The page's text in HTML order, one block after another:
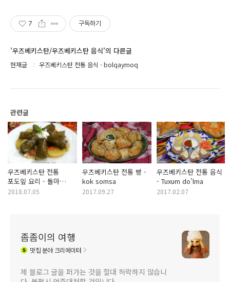
7 구독하기
'우즈베키스탄/우즈베키스탄 음식'의 다른글
현재글 우즈베키스탄 전통 음식 - bolqaymoq
관련글
우즈베키스탄 전통
포도잎 요리 - 돌마
Dolma
2018.07.05
우즈베키스탄 전통 빵 -
kok somsa
2017.09.27
우즈베키스탄 전통 음식
- Tuxum do'lma
2017.02.07
좀좀이의 여행
맛집분야 크리에이터
제 블로그 글을 퍼가는 것을 절대 허락하지 않습니